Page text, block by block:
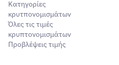
Κατηγορίες
κρυτπονομισμάτων
Όλες τις τιμές
κρυπτονομισμάτων
Προβλέψεις τιμής